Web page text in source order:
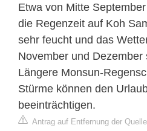
Etwa von Mitte
die Regenzeit auf Koh
sehr feucht und das
November und Dezember
Längere Monsun-
Stürme können den
beeinträchtigen.
Antrag auf Entfernung der Quelle